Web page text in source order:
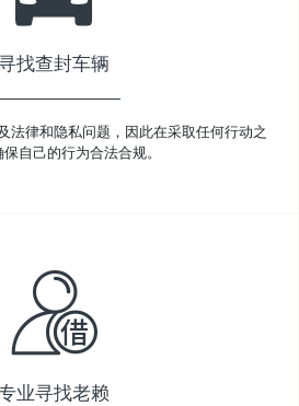
找查封车辆
法律和隐私问题，因此在采取任何行动之
自己的行为合法合规。
业寻找老赖